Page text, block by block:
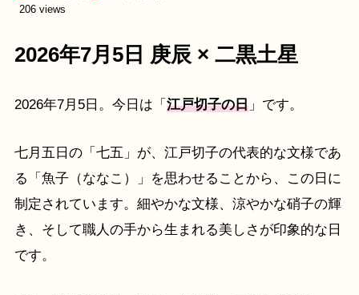
206 views
2026年7月5日 庚辰 × 二黒土星
2026年7月5日。今日は「 江戸切子の日」です。
七月五日の「七五」が、江戸切子の代表的な文様であ
る「魚子（ななこ）」を思わせることから、この日に
制定されています。細やかな文様、涼やかな硝子の輝
き、そして職人の手から生まれる美しさが印象的な日
です。